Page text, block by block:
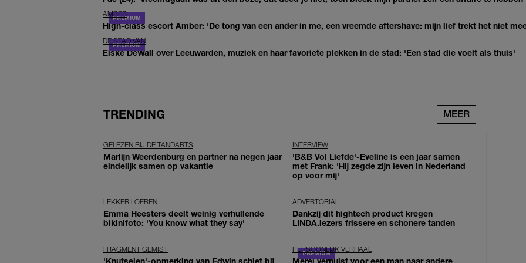
AMBER
High-class escort Amber: 'De tong van een ander in me, een vreemde aftershave: mijn lief trekt het niet
DE STAD VAN
Elske DeWall over Leeuwarden, muziek en haar favoriete plekken in de stad: 'Een stad die voelt als thuis'
TRENDING MEER
GELEZEN BIJ DE TANDARTS
Marlijn Weerdenburg en partner na negen jaar
eindelijk samen op vakantie
INTERVIEW
'B&B Vol Liefde'-Eveline is een jaar samen
met Frank: 'Hij zegde zijn leven in Nederland
op voor mij'
LEKKER LOEREN
Emma Heesters deelt weinig verhullende
bikinifoto: 'You know what they say'
ADVERTORIAL
Dankzij dit hightech product kregen
LINDA.lezers frissere en schonere tanden
FRAGMENT GEMIST
'Knutselen'-opmerking van Edwin schiet bij
PERSOONLIJK VERHAAL
Merel verhuist voor een man naar andere